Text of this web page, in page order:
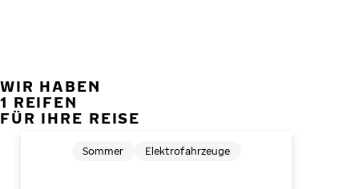
WIR HABEN
1 REIFEN
FÜR IHRE REISE
Sommer Elektrofahrzeuge